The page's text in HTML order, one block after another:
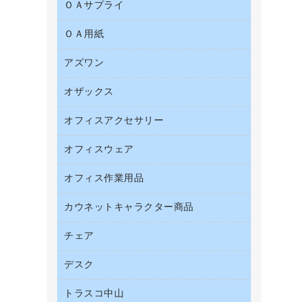
ＯＡサプライ
インクカートリッジ
コピートナー
トナーカートリッジ
ファクシミリトナー
プリンタ用リボン
リサイクルトナー（プール方式）
互換インクカートリッジ
ＯＡ用紙
インクジェットプリンタ用紙
コピー用紙
その他コピー用紙・プリンタ用紙
ハガキ用紙
ファクシミリ用紙
ラベル用紙
ワープロ用紙
帳票用紙／フォーム用紙
アズワン
オフィス用品
オザックス
店舗用品
オフィスアクセサリー
インテリア・インテリア収納
オフィスアクセサリー
オフィスウェア
アウター
ブラウス・シャツ
医療・介護・ワーキングウェア
オフィス作業用品
ペット用品
結束用品
工場用品
梱包用テープ
カウネットキャラクター商品
カウネットキャラクター商品
チェア
オフィスチェア
ミーティングチェア
デスク
カウンター
トラスコ中山